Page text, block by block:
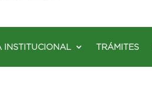
INSTITUCIONAL TRÁMITES